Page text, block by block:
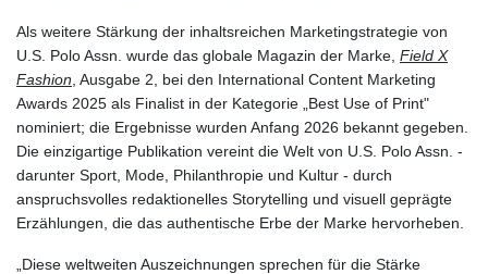
Als weitere Stärkung der inhaltsreichen Marketingstrategie von
U.S. Polo Assn. wurde das globale Magazin der Marke, Field X
Fashion , Ausgabe 2, bei den International Content Marketing
Awards 2025 als Finalist in der Kategorie „Best Use of Print"
nominiert; die Ergebnisse wurden Anfang 2026 bekannt gegeben.
Die einzigartige Publikation vereint die Welt von U.S. Polo Assn. -
darunter Sport, Mode, Philanthropie und Kultur - durch
anspruchsvolles redaktionelles Storytelling und visuell geprägte
Erzählungen, die das authentische Erbe der Marke hervorheben.
„Diese weltweiten Auszeichnungen sprechen für die Stärke